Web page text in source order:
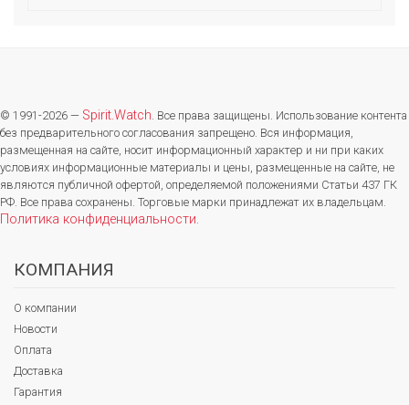
© 1991-2026 — Spirit.Watch. Все права защищены. Использование контента
без предварительного согласования запрещено. Вся информация,
размещенная на сайте, носит информационный характер и ни при каких
условиях информационные материалы и цены, размещенные на сайте, не
являются публичной офертой, определяемой положениями Статьи 437 ГК
РФ. Все права сохранены. Торговые марки принадлежат их владельцам.
Политика конфиденциальности.
КОМПАНИЯ
О компании
Новости
Оплата
Доставка
Гарантия